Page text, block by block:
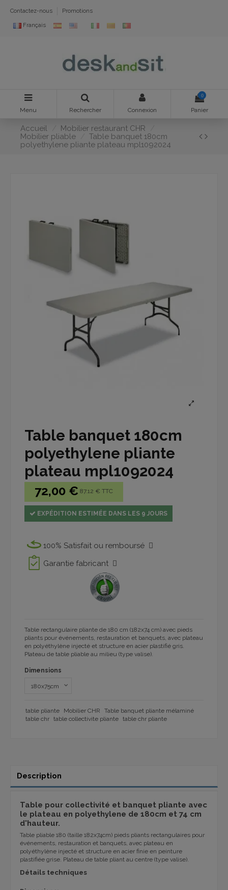
Contactez-nous Promotions
Français
Menu Rechercher Connexion
0
Panier
Accueil
Mobilier restaurant CHR
Mobilier pliable
Table banquet 180cm
polyethylene pliante plateau mpl1092024
Table banquet 180cm
polyethylene pliante
plateau mpl1092024
72,00 € 87.12 € TTC
EXPÉDITION ESTIMÉE DANS LES 9 JOURS
100% Satisfait ou remboursé
Garantie fabricant
Table rectangulaire pliante de 180 cm (182x74 cm) avec pieds
pliants pour événements, restauration et banquets, avec plateau
en polyéthylène injecté et structure en acier plastifié gris.
Plateau de table pliable au milieu (type valise).
Dimensions
table pliante Mobilier CHR
Table banquet pliante mélaminé
table chr table collectivite pliante table chr pliante
Description
Table pour collectivité et banquet pliante avec
le plateau en polyethylene de 180cm et 74 cm
d'hauteur.
Table pliable 180 (taille 182x74cm) pieds pliants rectangulaires pour
événements, restauration et banquets, avec plateau en
polyéthylène injecté et structure en acier finie en peinture
plastifiée grise. Plateau de table pliant au centre (type valise).
Détails techniques